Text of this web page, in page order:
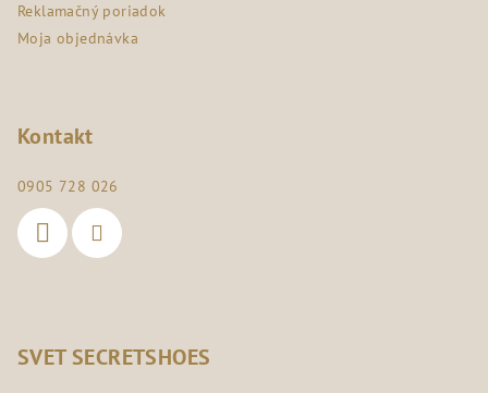
Reklamačný poriadok
Moja objednávka
Kontakt
0905 728 026
SVET SECRETSHOES